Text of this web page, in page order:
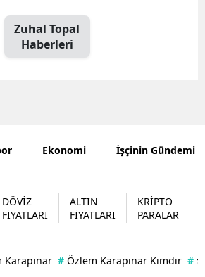
Giresun
Gümüşhane
Hakkari
Hatay
Isparta
Zuhal Topal
Haberleri
Ekonomi İşçinin Gündemi
DÖVİZ
FİYATLARI
ALTIN
FİYATLARI
KRİPTO
PARALAR
Karapınar # Özlem Karapınar Kimdir #